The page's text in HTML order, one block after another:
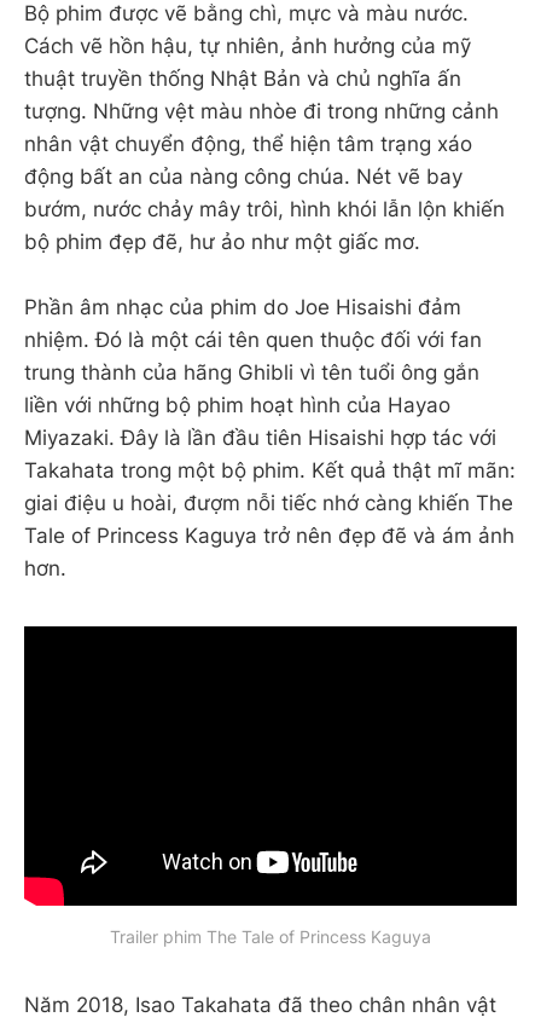
Bộ phim được vẽ bằng chì, mực và màu nước.
Cách vẽ hồn hậu, tự nhiên, ảnh hưởng của mỹ
thuật truyền thống Nhật Bản và chủ nghĩa ấn
tượng. Những vệt màu nhòe đi trong những cảnh
nhân vật chuyển động, thể hiện tâm trạng xáo
động bất an của nàng công chúa. Nét vẽ bay
bướm, nước chảy mây trôi, hình khói lẫn lộn khiến
bộ phim đẹp đẽ, hư ảo như một giấc mơ.
Phần âm nhạc của phim do Joe Hisaishi đảm
nhiệm. Đó là một cái tên quen thuộc đối với fan
trung thành của hãng Ghibli vì tên tuổi ông gắn
liền với những bộ phim hoạt hình của Hayao
Miyazaki. Đây là lần đầu tiên Hisaishi hợp tác với
Takahata trong một bộ phim. Kết quả thật mĩ mãn:
giai điệu u hoài, đượm nỗi tiếc nhớ càng khiến The
Tale of Princess Kaguya trở nên đẹp đẽ và ám ảnh
hơn.
Trailer phim The Tale of Princess Kaguya
Năm 2018, Isao Takahata đã theo chân nhân vật